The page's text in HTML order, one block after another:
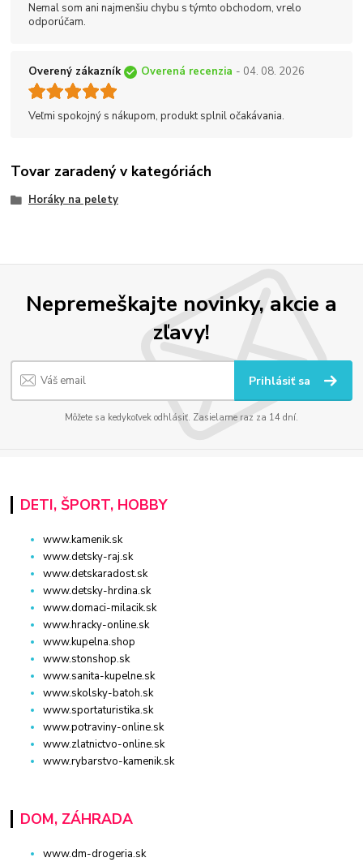
Nemal som ani najmenšiu chybu s týmto obchodom, vrelo
odporúčam.
Overený zákazník Overená recenzia - 04. 08. 2026
Veľmi spokojný s nákupom, produkt splnil očakávania.
Tovar zaradený v kategóriách
Horáky na pelety
Nepremeškajte novinky, akcie a
zľavy!
Prihlásiť sa
Môžete sa kedykoľvek odhlásiť. Zasielame raz za 14 dní.
DETI, ŠPORT, HOBBY
www.kamenik.sk
www.detsky-raj.sk
www.detskaradost.sk
www.detsky-hrdina.sk
www.domaci-milacik.sk
www.hracky-online.sk
www.kupelna.shop
www.stonshop.sk
www.sanita-kupelne.sk
www.skolsky-batoh.sk
www.sportaturistika.sk
www.potraviny-online.sk
www.zlatnictvo-online.sk
www.rybarstvo-kamenik.sk
DOM, ZÁHRADA
www.dm-drogeria.sk